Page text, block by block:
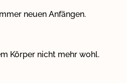
neuen Anfängen.
Körper nicht mehr wohl.